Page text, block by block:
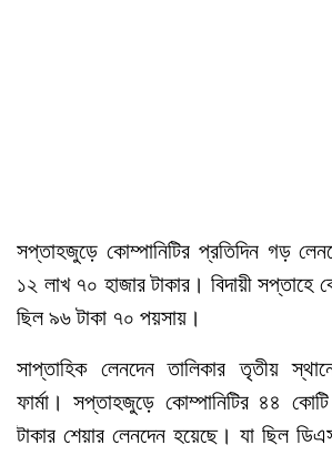
সপ্তাহজুড়ে কোম্পানিটির প্রতিদিন গড়
১২ লাখ ৭০ হাজার টাকার। বিদায়ী সপ্তাহে
ছিল ৯৬ টাকা ৭০ পয়সায়।
সাপ্তাহিক লেনদেন তালিকার তৃতীয়
ফার্মা। সপ্তাহজুড়ে কোম্পানিটির ৪৪
টাকার শেয়ার লেনদেন হয়েছে। যা ছিল